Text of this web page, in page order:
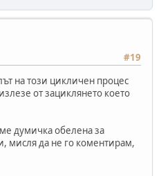
#19
на този цикличен процес
от зациклянето което
думичка обелена за
мисля да не го коментирам,